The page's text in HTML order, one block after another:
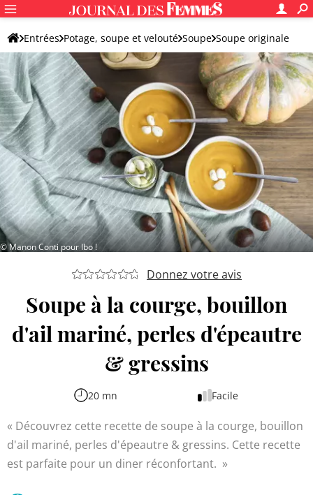
Entrées Potage, soupe et velouté Soupe Soupe originale
© Manon Conti pour Ibo !
Donnez votre avis
Soupe à la courge, bouillon
d'ail mariné, perles d'épeautre
& gressins
20 mn Facile
Découvrez cette recette de soupe à la courge, bouillon
d'ail mariné, perles d'épeautre & gressins. Cette recette
est parfaite pour un diner réconfortant.